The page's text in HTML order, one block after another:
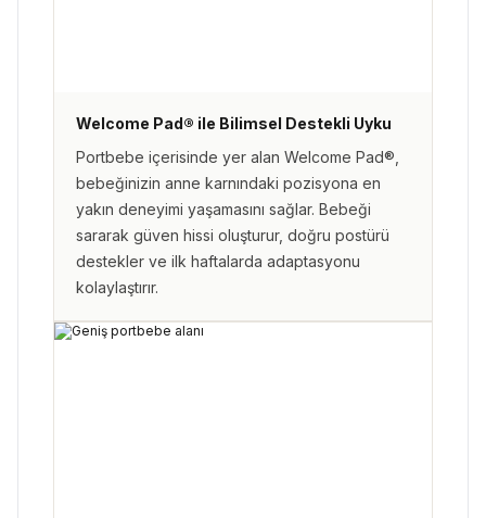
Welcome Pad® ile Bilimsel Destekli Uyku
Portbebe içerisinde yer alan Welcome Pad®,
bebeğinizin anne karnındaki pozisyona en
yakın deneyimi yaşamasını sağlar. Bebeği
sararak güven hissi oluşturur, doğru postürü
destekler ve ilk haftalarda adaptasyonu
kolaylaştırır.